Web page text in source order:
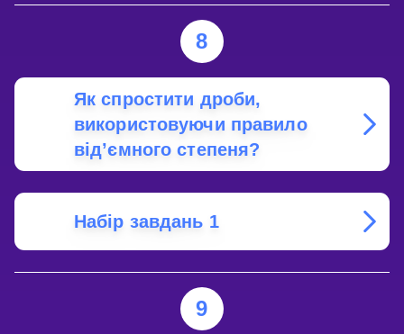
8
Як спростити дроби,
використовуючи правило
від’ємного степеня?
Набір завдань 1
9